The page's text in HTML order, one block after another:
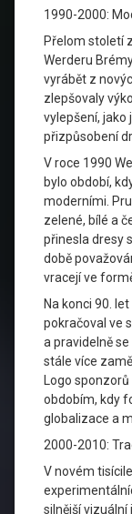
1990-2000:
Přelom století
Werderu
vyrábět z
zlepšovaly
vylepšení, jako
přizpůsobení
V roce 1990
bylo období,
moderními.
zelené, bílé a
přinesla dresy
době
vracejí ve
Na konci 90.
pokračoval ve
a pravidelně
stále více
Logo
obdobím, kdy
globalizace a
2000-2010:
V novém
silnější